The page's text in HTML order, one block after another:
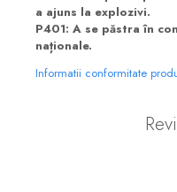
a ajuns la explozivi.
P401: A se păstra în
naționale.
Informatii conformitate